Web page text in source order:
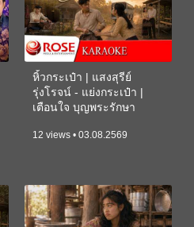
หิ้วกระเป๋า | แสงสุรีย์
รุ่งโรจน์ - แย่งกระเป๋า |
เตือนใจ บุญพระรักษา
12 views • 03.08.2569